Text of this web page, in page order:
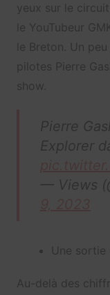
yeux sur le
le YouTubeur
le Breton. Un
pilotes Pierre
show.
Pierre
Explorer
— Views
Une sortie
Au-delà des